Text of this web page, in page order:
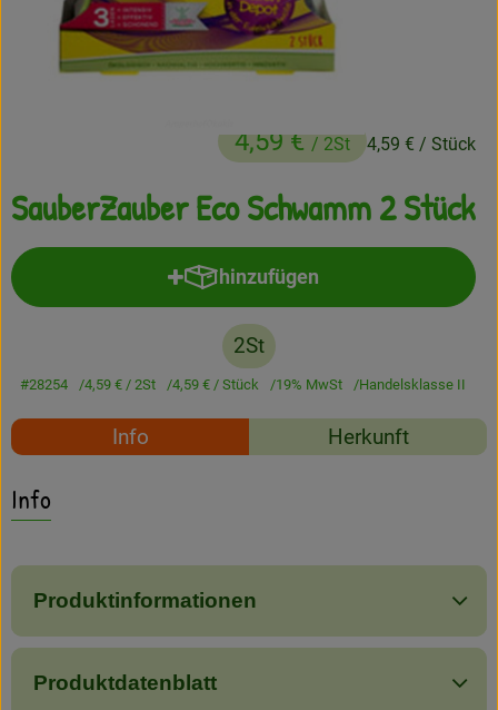
Haltbares
Getränke
Gratis Ökokiste im Wert von 25 Euro
Veranstaltungen
Entdecken
Über uns
SauberZauber Eco Schwamm 2 Stück
4,59 €/ 2St 4,59 € / Stück
hinzufügen
Produkt zum Warenkorb
2St
#28254 4,59 €/ 2St 4,59 €/ Stück 19% MwSt Handelsklasse II
Rezepte
Info Herkunft
Info
Produktinformationen
Produktdatenblatt